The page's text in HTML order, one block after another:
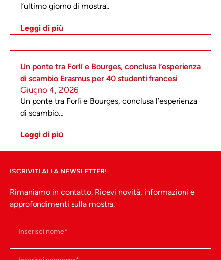
l’ultimo giorno di mostra…
Leggi di più
Un ponte tra Forlì e Bourges, conclusa l’esperienza
di scambio Erasmus per 40 studenti francesi
Giugno 4, 2026
Un ponte tra Forlì e Bourges, conclusa l’esperienza
di scambio…
Leggi di più
ISCRIVITI ALLA NEWSLETTER!
Rimaniamo in contatto. Ricevi novità, informazioni e
approfondimenti sulla mostra.